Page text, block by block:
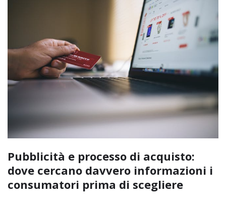
Pubblicità e processo di acquisto:
dove cercano davvero informazioni i
consumatori prima di scegliere